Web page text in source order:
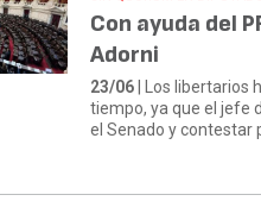
Con ayuda del
Adorni
23/06 | Los libertarios
tiempo, ya que el jefe
el Senado y contestar